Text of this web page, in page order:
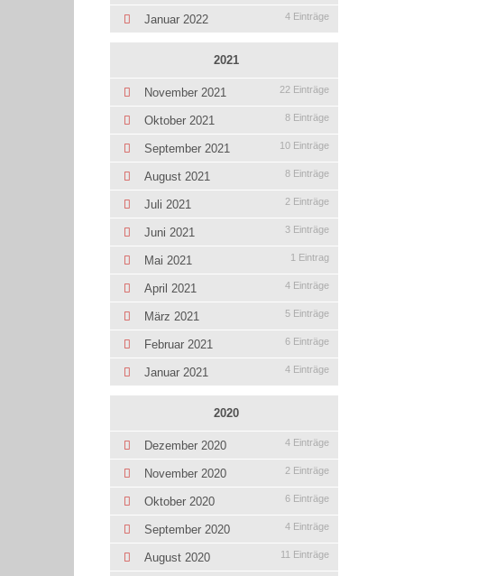
Januar 2022 4 Einträge
2021
November 2021 22 Einträge
Oktober 2021 8 Einträge
September 2021 10 Einträge
August 2021 8 Einträge
Juli 2021 2 Einträge
Juni 2021 3 Einträge
Mai 2021 1 Eintrag
April 2021 4 Einträge
März 2021 5 Einträge
Februar 2021 6 Einträge
Januar 2021 4 Einträge
2020
Dezember 2020 4 Einträge
November 2020 2 Einträge
Oktober 2020 6 Einträge
September 2020 4 Einträge
August 2020 11 Einträge